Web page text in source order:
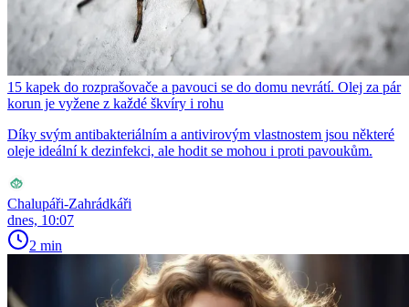
15 kapek do rozprašovače a pavouci se do domu nevrátí. Olej za pár
korun je vyžene z každé škvíry i rohu
Díky svým antibakteriálním a antivirovým vlastnostem jsou některé
oleje ideální k dezinfekci, ale hodit se mohou i proti pavoukům.
Chalupáři-Zahrádkáři
dnes, 10:07
2 min